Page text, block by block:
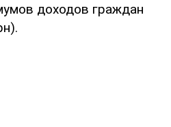
доходов граждан